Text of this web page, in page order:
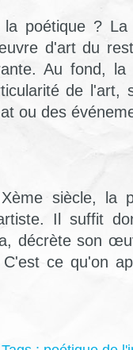
poétique ?
d'art du
Au fond,
de l'art,
ou des
siècle, la
Il suffit
décrète son
ce qu'on